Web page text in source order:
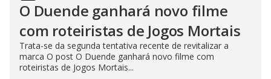
O Duende ganhará novo filme
com roteiristas de Jogos Mortais
Trata-se da segunda tentativa recente de revitalizar a
marca O post O Duende ganhará novo filme com
roteiristas de Jogos Mortais...